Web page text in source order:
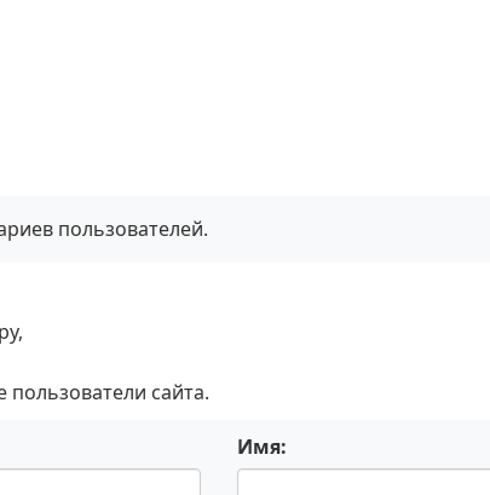
пользователей.
пользователи сайта.
Имя: